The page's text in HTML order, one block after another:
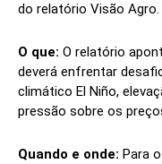
do relatório Visão Agro.
O que: O relatório
deverá enfrentar
climático El Niño,
pressão sobre os
Quando e onde: Para